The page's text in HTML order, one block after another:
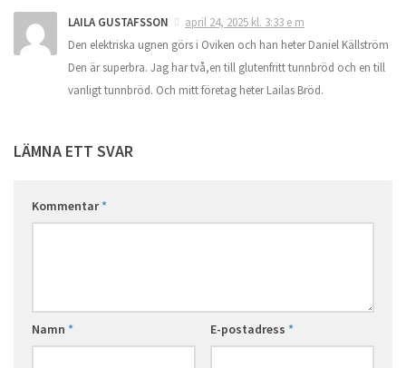
LAILA GUSTAFSSON
april 24, 2025 kl. 3:33 e m
Den elektriska ugnen görs i Oviken och han heter Daniel Källström
Den är superbra. Jag har två,en till glutenfritt tunnbröd och en till
vanligt tunnbröd. Och mitt företag heter Lailas Bröd.
LÄMNA ETT SVAR
Kommentar*
Namn * E-postadress *